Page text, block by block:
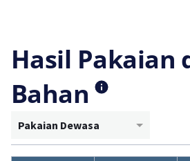
Hasil Pakaian
Bahan
Pakaian Dewasa